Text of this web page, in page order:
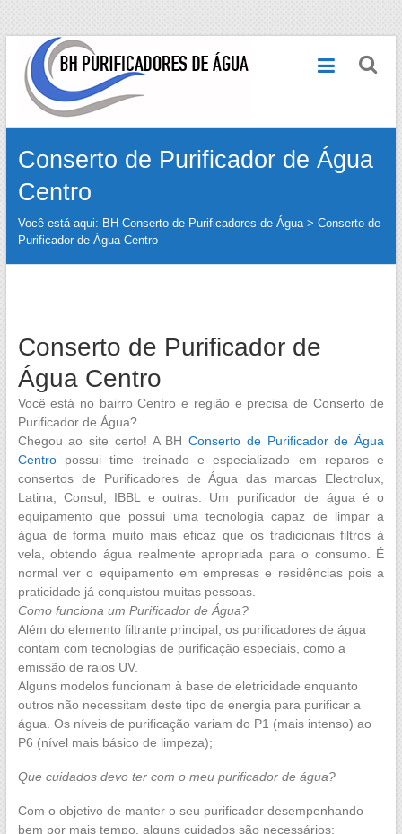
content
BH
Conserto
de
Purificadores
de
Água
das
Electrolux,
Latina,
Consul,
outras.
Conserto de Purificador de Água
Centro
Você está aqui: BH Conserto de Purificadores de Água> Conserto de
Purificador de Água Centro
Conserto de Purificador de
Água Centro
Você está no bairro Centro e região e precisa de Conserto de
Purificador de Água?
Chegou ao site certo! A BHConserto de Purificador de Água
Centropossui time treinado e especializado em reparos e
consertos de Purificadores de Água das marcas Electrolux,
Latina, Consul, IBBL e outras. Um purificador de água é o
equipamento que possui uma tecnologia capaz de limpar a
água de forma muito mais eficaz que os tradicionais filtros à
vela, obtendo água realmente apropriada para o consumo. É
normal ver o equipamento em empresas e residências pois a
praticidade já conquistou muitas pessoas.
Como funciona um Purificador de Água?
Além do elemento filtrante principal, os purificadores de água
contam com tecnologias de purificação especiais, como a
emissão de raios UV.
Alguns modelos funcionam à base de eletricidade enquanto
outros não necessitam deste tipo de energia para purificar a
água. Os níveis de purificação variam do P1 (mais intenso) ao
P6 (nível mais básico de limpeza);
Que cuidados devo ter com o meu purificador de água?
Com o objetivo de manter o seu purificador desempenhando
bem por mais tempo, alguns cuidados são necessários: